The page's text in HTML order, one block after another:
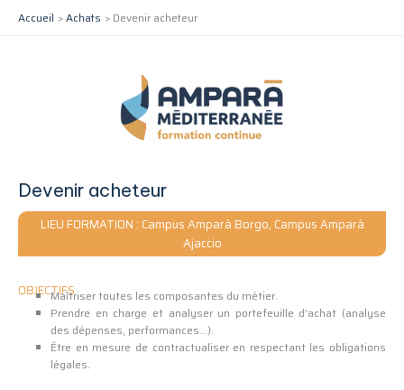
Accueil Achats Devenir acheteur
Devenir acheteur
LIEU FORMATION : Campus Amparà Borgo, Campus Amparà
Ajaccio
OBJECTIFSMaîtriser toutes les composantes du métier.
Prendre en charge et analyser un portefeuille d’achat (analyse
des dépenses, performances…).
Être en mesure de contractualiser en respectant les obligations
légales.